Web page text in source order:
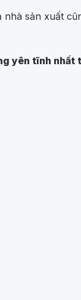
sản xuất
yên tĩnh nhất